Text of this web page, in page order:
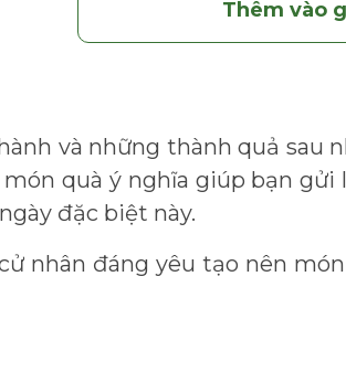
Thêm vào
và những thành quả sau
quà ý nghĩa giúp bạn
đặc biệt này.
nhân đáng yêu tạo nên